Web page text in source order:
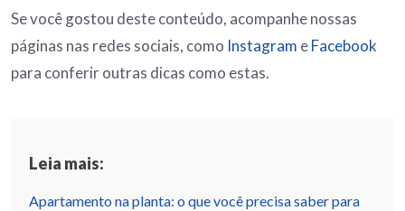
Se você gostou deste conteúdo, acompanhe nossas
páginas nas redes sociais, como Instagram eFacebook
para conferir outras dicas como estas.
Leia mais:
Apartamento na planta: o que você precisa saber para